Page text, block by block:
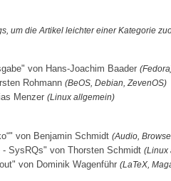
um die Artikel leichter einer Kategorie
von Hans-Joachim Baader
Rohmann (BeOS, Debian, ZevenOS)
Menzer (Linux allgemein)
von Benjamin Schmidt (Audio,
SysRQs" von Thorsten Schmidt (Linux
von Dominik Wagenführ (LaTeX,